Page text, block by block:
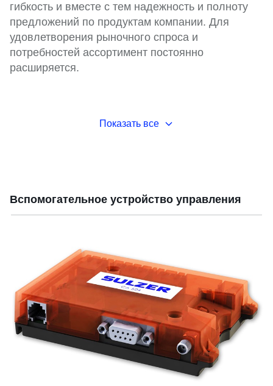
гибкость и вместе с тем надежность и полноту
предложений по продуктам компании. Для
удовлетворения рыночного спроса и
потребностей ассортимент постоянно
расширяется.
Показать все
Вспомогательное устройство управления